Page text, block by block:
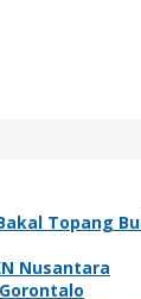
Topang
Nusantara